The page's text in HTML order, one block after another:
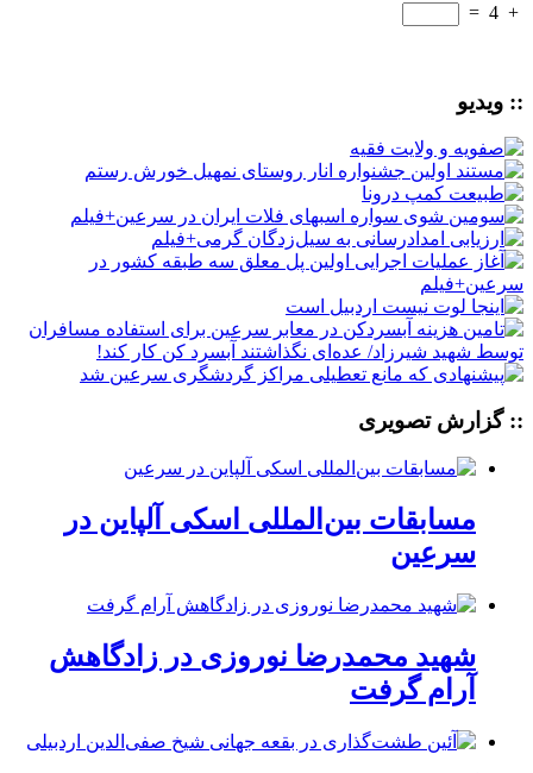
+
4
=
:: ویدیو
:: گزارش تصویری
مسابقات بین‌المللی اسکی آلپاین در
سرعین
شهید محمدرضا نوروزی در زادگاهش
آرام گرفت